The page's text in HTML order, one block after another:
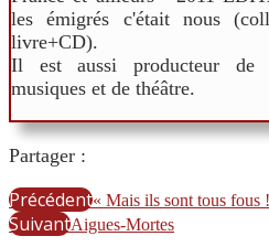
les émigrés c'était nous
livre+CD).
Il est aussi producteur de
musiques et de théâtre.
Partager :
Précédent« Mais ils sont tous fous
SuivantAigues-Mortes